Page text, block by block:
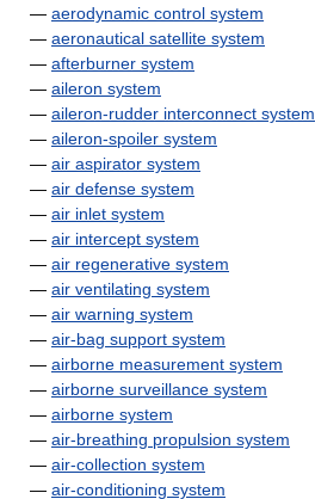
— aerodynamic control system
— aeronautical satellite system
— afterburner system
— aileron system
— aileron-rudder interconnect system
— aileron-spoiler system
— air aspirator system
— air defense system
— air inlet system
— air intercept system
— air regenerative system
— air ventilating system
— air warning system
— air-bag support system
— airborne measurement system
— airborne surveillance system
— airborne system
— air-breathing propulsion system
— air-collection system
— air-conditioning system